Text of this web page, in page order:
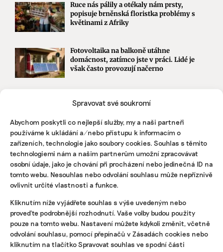
Spravovat své soukromí
Abychom poskytli co nejlepší služby, my a naši partneři
používáme k ukládání a/nebo přístupu k informacím o
zařízeních, technologie jako soubory cookies. Souhlas s těmito
technologiemi nám a našim partnerům umožní zpracovávat
osobní údaje, jako je chování při procházení nebo jedinečná ID na
tomto webu. Nesouhlas nebo odvolání souhlasu může nepříznivě
ovlivnit určité vlastnosti a funkce.
Kliknutím níže vyjádřete souhlas s výše uvedeným nebo
proveďte podrobnější rozhodnutí. Vaše volby budou použity
pouze na tomto webu. Nastavení můžete kdykoli změnit, včetně
odvolání souhlasu, pomocí přepínačů v Zásadách cookies nebo
kliknutím na tlačítko Spravovat souhlas ve spodní části
Ruce nás pálily a otékaly nám prsty,
popisuje brněnská floristka problémy s
květinami z Afriky
Fotovoltaika na balkoně utáhne
domácnost, zatímco jste v práci. Lidé je
však často provozují načerno
přijít o desítky miliard. Ve hře jsou
STÁHNĚTE SI NAŠE E-BOOKY